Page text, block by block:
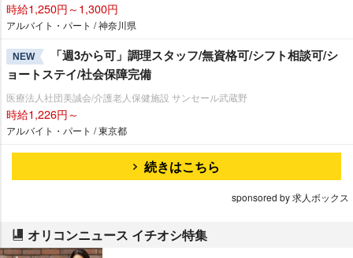
時給1,250円～1,300円
アルバイト・パート / 神奈川県
NEW
「週3から可」調理スタッフ/無資格可/シフト相談可/シ
ョートステイ/社会保障完備
医療法人社団美誠会/介護老人保健施設 サンセール武蔵野
時給1,226円～
アルバイト・パート / 東京都
続きはこちら
sponsored by 求人ボックス
オリコンニュース イチオシ特集